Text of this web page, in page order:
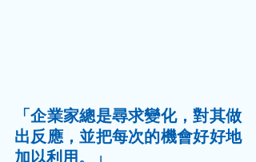
「企業家總是尋求變化，對其做
出反應，並把每次的機會好好地
加以利用。」